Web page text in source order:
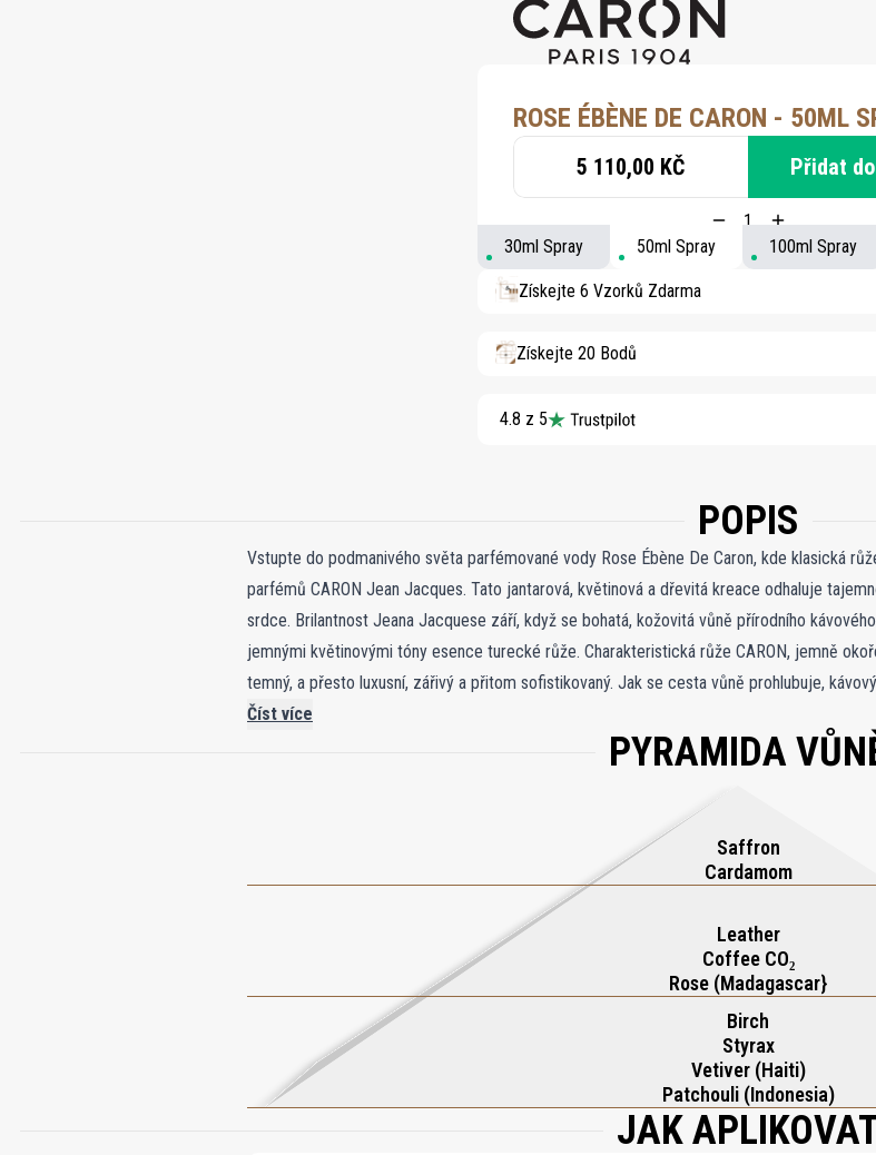
ROSE ÉBÈNE DE CARON - 50ML
5 110,00 KČ Přidat
30ml Spray 50ml Spray 100ml Spray
Získejte 6 Vzorků Zdarma
Získejte 20 Bodů
4.8 z 5
POPIS
Vstupte do podmanivého světa parfémované vody Rose Ébène De Caron, kde klasická
parfémů CARON Jean Jacques. Tato jantarová, květinová a dřevitá kreace odhaluje
srdce. Brilantnost Jeana Jacquese září, když se bohatá, kožovitá vůně přírodního
jemnými květinovými tóny esence turecké růže. Charakteristická růže CARON, jemně
temný, a přesto luxusní, zářivý a přitom sofistikovaný. Jak se cesta vůně prohlubuje,
březového dřeva a styraxu oživuje kouřové podtóny. Závěrečná stezka je obohacena o
dřevitý základ. Růže Ébène De Caron je harmonickou směsí světla a stínu, kde se jemná
Číst více
PYRAMIDA
Saffron
Cardamom
Leather
Coffee CO₂
Rose (Madagascar}
Birch
Styrax
Vetiver (Haiti)
Patchouli (Indonesia)
JAK